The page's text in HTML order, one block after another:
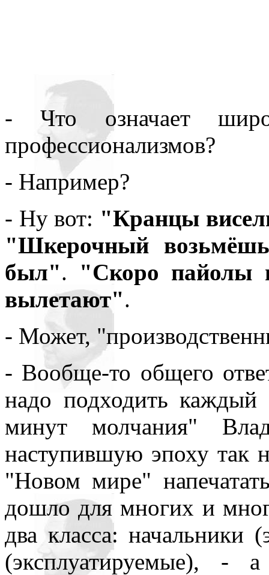
[отличающемуся от
у растений, и у бактерий.
вторая сигнальная
всюду применял как
противопоставляя
подсознательное часто
то обеспечивает любое
одна его часть, которая –
– обеспечивает в
подсознаний автора и
поводу. По
подсознаний в
то, знаемом и рожденном
нигде уточнять и
- Что означает
профессионализмов?
- Например?
- Ну вот: "Кранцы
"Шкерочный
был". "Скоро пайолы
вылетают".
- Может,
- Вообще-то общего
надо подходить
минут молчания"
наступившую эпоху так
"Новом мире"
дошло для многих и
два класса: начальники
(эксплуатируемые), -